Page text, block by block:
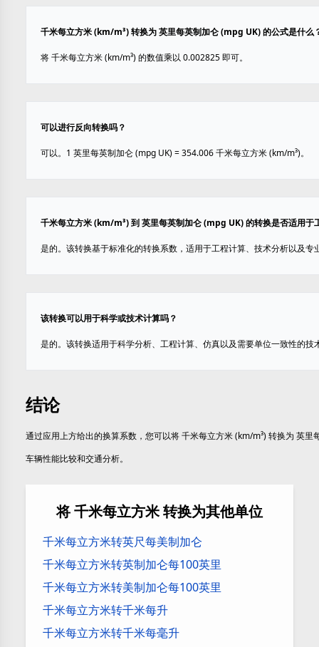
千米每立方米 (km/m³) 转换为 英里每英制加仑 (mpg UK) 的公式是什么
将 千米每立方米 (km/m³) 的数值乘以 0.002825 即可。
可以进行反向转换吗？
可以。1 英里每英制加仑 (mpg UK) = 354.006 千米每立方米 (km/m³)。
千米每立方米 (km/m³) 到 英里每英制加仑 (mpg UK) 的转换是否适用于
是的。该转换基于标准化的转换系数，适用于工程计算、技术分析以及专
该转换可以用于科学或技术计算吗？
是的。该转换适用于科学分析、工程计算、仿真以及需要单位一致性的技
结论
通过应用上方给出的换算系数，您可以将 千米每立方米 (km/m³) 转换为 英里
车辆性能比较和交通分析。
将 千米每立方米 转换为其他单位
千米每立方米转英尺每美制加仑
千米每立方米转英制加仑每100英里
千米每立方米转美制加仑每100英里
千米每立方米转千米每升
千米每立方米转千米每毫升